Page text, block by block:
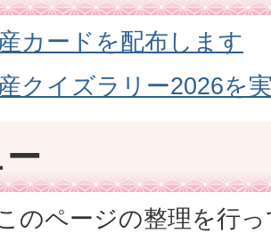
カードを配布します
クイズラリー2026を
のページの整理を行